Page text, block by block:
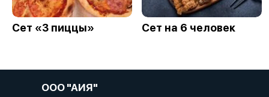
Сет «3 пиццы» Сет на 6 человек
ООО "АИЯ"